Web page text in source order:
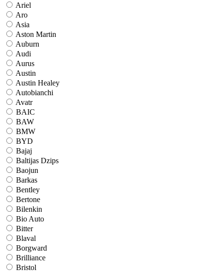
Ariel
Aro
Asia
Aston Martin
Auburn
Audi
Aurus
Austin
Austin Healey
Autobianchi
Avatr
BAIC
BAW
BMW
BYD
Bajaj
Baltijas Dzips
Baojun
Barkas
Bentley
Bertone
Bilenkin
Bio Auto
Bitter
Blaval
Borgward
Brilliance
Bristol